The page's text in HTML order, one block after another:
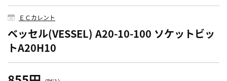
ＥＣカレント
ベッセル(VESSEL) A20-10-100 ソケットビッ
トA20H10